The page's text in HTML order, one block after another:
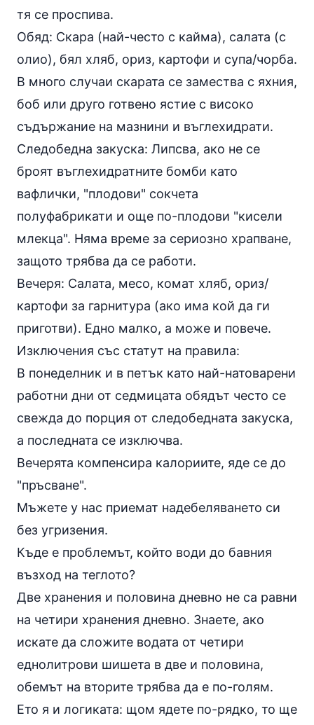
тя се проспива.
Обяд: Скара (най-често с кайма), салата (с
олио), бял хляб, ориз, картофи и супа/чорба.
В много случаи скарата се замества с яхния,
боб или друго готвено ястие с високо
съдържание на мазнини и въглехидрати.
Следобедна закуска: Липсва, ако не се
броят въглехидратните бомби като
вафлички, "плодови" сокчета
полуфабрикати и още по-плодови "кисели
млекца". Няма време за сериозно храпване,
защото трябва да се работи.
Вечеря: Салата, месо, комат хляб, ориз/
картофи за гарнитура (ако има кой да ги
приготви). Едно малко, а може и повече.
Изключения със статут на правила:
В понеделник и в петък като най-натоварени
работни дни от седмицата обядът често се
свежда до порция от следобедната закуска,
а последната се изключва.
Вечерята компенсира калориите, яде се до
"пръсване".
Мъжете у нас приемат надебеляването си
без угризения.
Къде е проблемът, който води до бавния
възход на теглото?
Две хранения и половина дневно не са равни
на четири хранения дневно. Знаете, ако
искате да сложите водата от четири
еднолитрови шишета в две и половина,
обемът на вторите трябва да е по-голям.
Ето я и логиката: щом ядете по-рядко, то ще